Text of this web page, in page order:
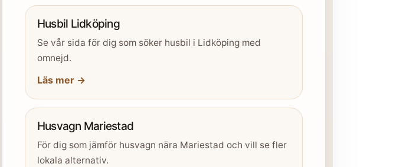
Husbil Lidköping
Se vår sida för dig som söker husbil i Lidköping med
omnejd.
Läs mer →
Husvagn Mariestad
För dig som jämför husvagn nära Mariestad och vill se fler
lokala alternativ.